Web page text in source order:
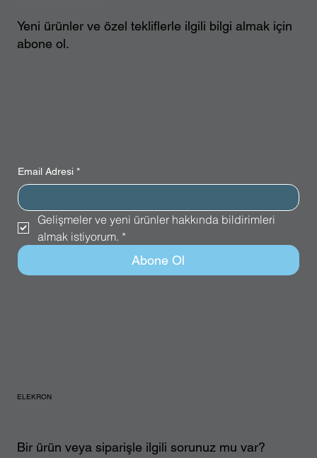
Yeni ürünler ve özel tekliflerle ilgili bilgi almak için
abone ol.
ELEKRON
Bir ürün veya siparişle ilgili sorunuz mu var?
Email Adresi *
Gelişmeler ve yeni ürünler hakkında bildirimleri
almak istiyorum. *
Abone Ol